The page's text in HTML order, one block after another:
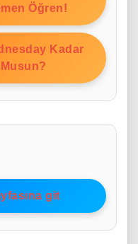
Öğren!
Kadar
git